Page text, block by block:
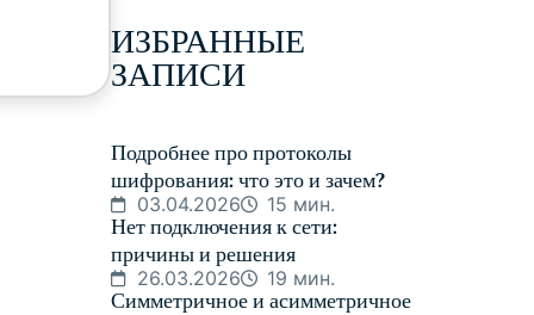
ИЗБРАННЫЕ
ЗАПИСИ
Подробнее про протоколы
шифрования: что это и зачем?
03.04.2026 15 мин.
Нет подключения к сети:
причины и решения
26.03.2026 19 мин.
Симметричное и асимметричное